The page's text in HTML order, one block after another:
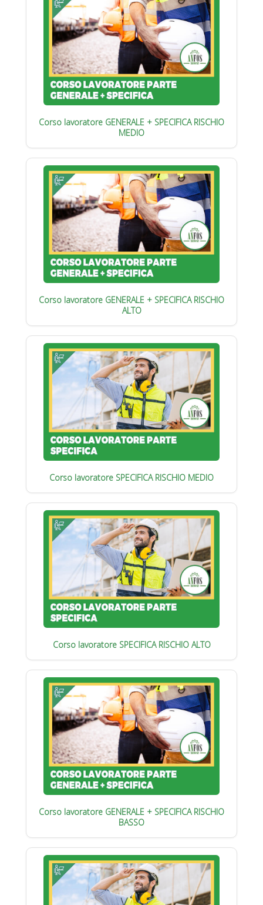
Corso lavoratore GENERALE + SPECIFICA RISCHIO
MEDIO
Corso lavoratore GENERALE + SPECIFICA RISCHIO
ALTO
Corso lavoratore SPECIFICA RISCHIO MEDIO
Corso lavoratore SPECIFICA RISCHIO ALTO
Corso lavoratore GENERALE + SPECIFICA RISCHIO
BASSO